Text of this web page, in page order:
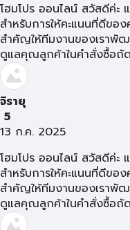
โฮมโปร ออนไลน์ สวัสดีค่
สำหรับการให้คะแนนที่ดีข
สำคัญให้ทีมงานของเราพัฒ
ดูแลคุณลูกค้าในคำสั่งซื้อถัด
จิรายุ
5
13 ก.ค. 2025
โฮมโปร ออนไลน์ สวัสดีค่
สำหรับการให้คะแนนที่ดีข
สำคัญให้ทีมงานของเราพัฒ
ดูแลคุณลูกค้าในคำสั่งซื้อถัด